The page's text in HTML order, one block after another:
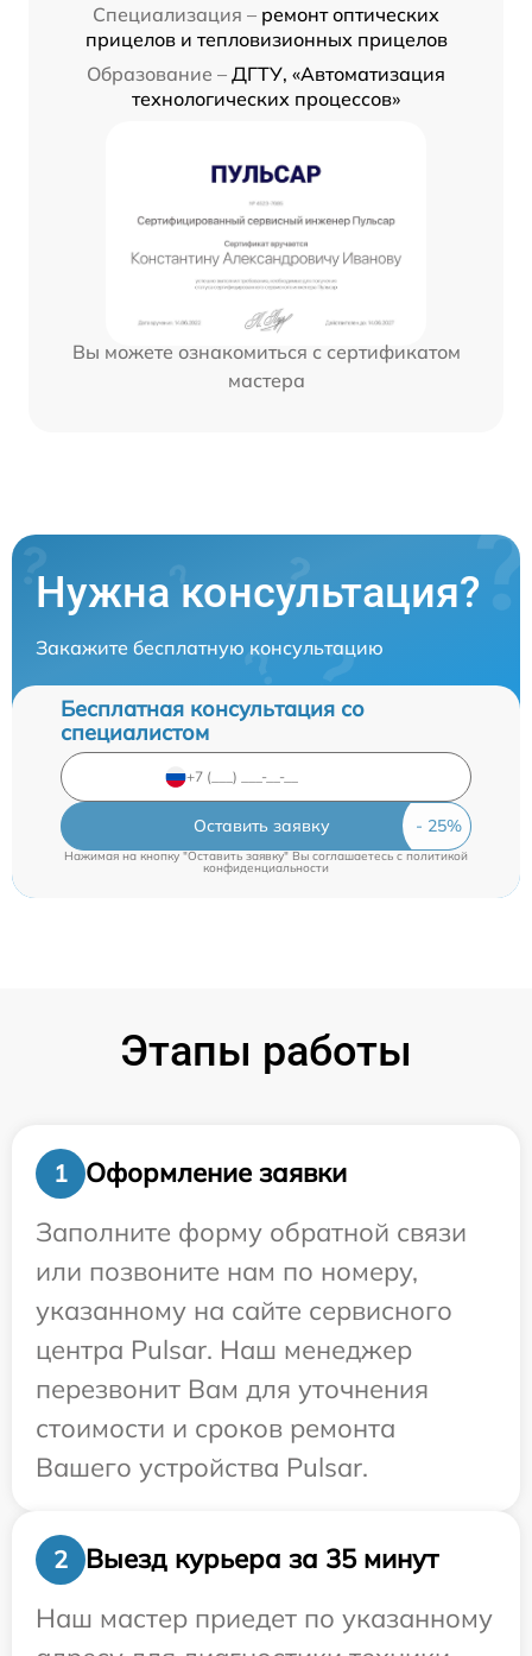
Специализация – ремонт оптических
прицелов и тепловизионных прицелов
Образование – ДГТУ, «Автоматизация
технологических процессов»
Вы можете ознакомиться с сертификатом
мастера
Нужна консультация?
Закажите бесплатную консультацию
Бесплатная консультация со
специалистом
Оставить заявку
Нажимая на кнопку "Оставить заявку" Вы соглашаетесь cполитикой
конфиденциальности
Этапы работы
1
Оформление заявки
Заполните форму обратной связи
или позвоните нам по номеру,
указанному на сайте сервисного
центра Pulsar. Наш менеджер
перезвонит Вам для уточнения
стоимости и сроков ремонта
Вашего устройства Pulsar.
2
Выезд курьера за 35 минут
Наш мастер приедет по указанному